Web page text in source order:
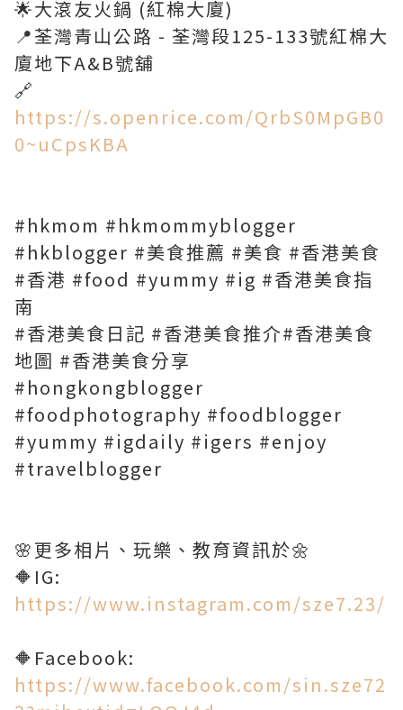
🌟大滾友火鍋 (紅棉大廈)
📍荃灣青山公路 - 荃灣段125-133號紅棉大
廈地下A&B號舖
🔗
https://s.openrice.com/QrbS0MpGB0
0~uCpsKBA
#hkmom #hkmommyblogger
#hkblogger #美食推薦 #美食 #香港美食
#香港 #food #yummy #ig #香港美食指
南
#香港美食日記 #香港美食推介#香港美食
地圖 #香港美食分享
#hongkongblogger
#foodphotography #foodblogger
#yummy #igdaily #igers #enjoy
#travelblogger
🌸更多相片、玩樂、教育資訊於🌼
https://www.instagram.com/sze7.23/
https://www.facebook.com/sin.sze72